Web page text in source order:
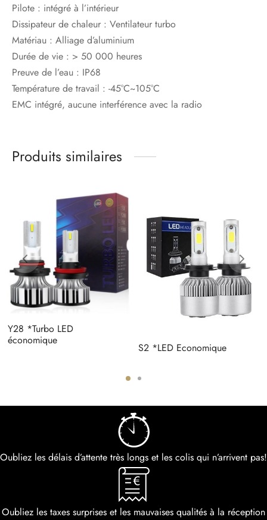
Pilote : intégré à l’intérieur
Dissipateur de chaleur : Ventilateur turbo
Matériau : Alliage d’aluminium
Durée de vie : > 50 000 heures
Preuve de l’eau : IP68
Température de travail : -45°C~105°C
EMC intégré, aucune interférence avec la radio
Produits similaires
Y28 *Turbo LED
économique
S2 *LED Economique
Oubliez les délais d’attente très longs et les colis qui n’arrivent pas!
Oubliez les taxes surprises et les mauvaises qualités à la réception